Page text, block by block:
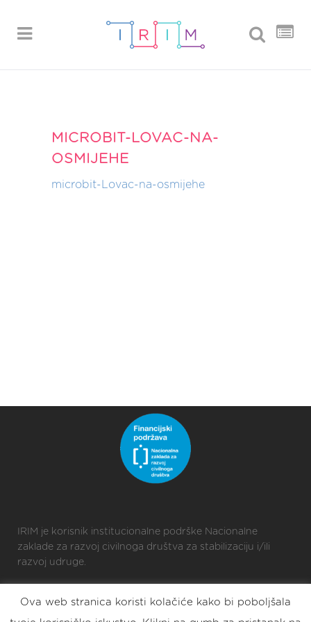
MICROBIT-LOVAC-NA-
OSMIJEHE
microbit-Lovac-na-osmijehe
IRIM je korisnik institucionalne podrške Nacionalne
zaklade za razvoj civilnoga društva za stabilizaciju i/ili
razvoj udruge.
Ova web stranica koristi kolačiće kako bi poboljšala